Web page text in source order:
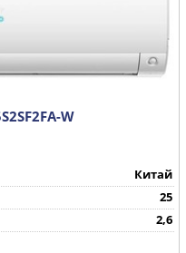
W
Китай
25
2,6